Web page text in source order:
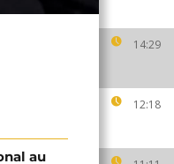
14:29
12:18
au